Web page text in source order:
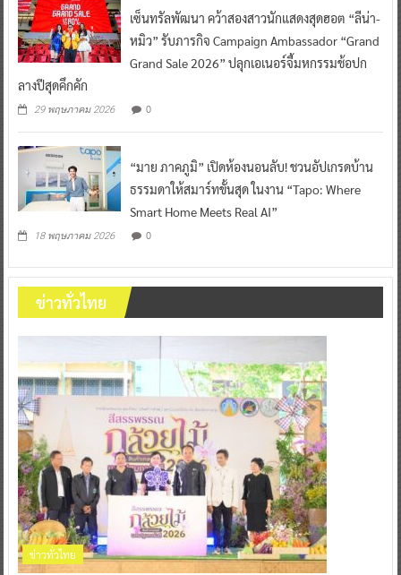
เซ็นทรัลพัฒนา คว้าสองสาวนักแสดงสุดฮอต “ลีน่า-
หมิว” รับภารกิจ Campaign Ambassador “Grand
Grand Sale 2026” ปลุกเอเนอร์จี้มหกรรมช้อปก
ลางปีสุดคึกคัก
29 พฤษภาคม 2026 0
“มาย ภาคภูมิ” เปิดห้องนอนลับ! ชวนอัปเกรดบ้าน
ธรรมดาให้สมาร์ทขั้นสุด ในงาน “Tapo: Where
Smart Home Meets Real AI”
18 พฤษภาคม 2026 0
ข่าวทั่วไทย
ข่าวทั่วไทย